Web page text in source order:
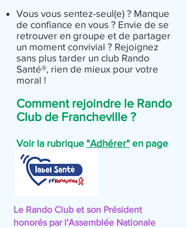
Vous vous sentez-seul(e) ? Manque
de confiance en vous ? Envie de se
retrouver en groupe et de partager
un moment convivial ? Rejoignez
sans plus tarder un club Rando
Santé®, rien de mieux pour votre
moral !
Comment rejoindre le Rando
Club de Francheville ?
Voir la rubrique "Adhérer" en page
d'accueil.
Le Rando Club et son Président
honorés par l'Assemblée Nationale